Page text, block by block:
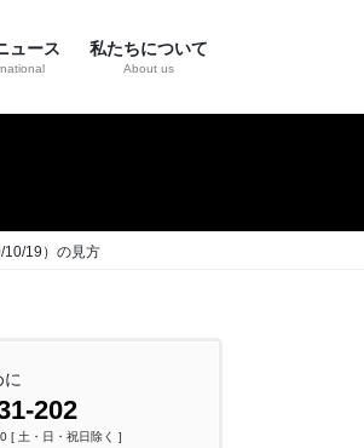
ュース 私たちについて
About us
10/19）の見方
202
[ 土・日・祝日除く ]